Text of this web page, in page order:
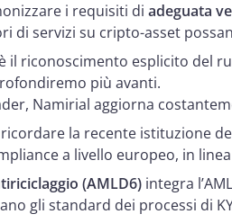
i requisiti di adeguata
di servizi su cripto-asset
il riconoscimento esplicito del
più avanti.
Namirial aggiorna
la recente istituzione
a livello europeo, in
(AMLD6) integra
gli standard dei processi di